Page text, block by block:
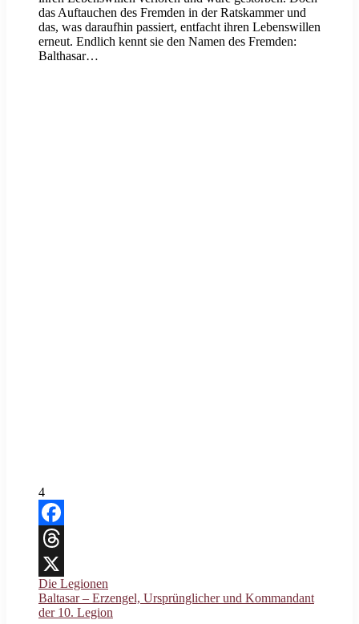
das Auftauchen des Fremden in der Ratskammer und
das, was daraufhin passiert, entfacht ihren Lebenswillen
erneut. Endlich kennt sie den Namen des Fremden:
Balthasar…
4
Facebook
Threads
X
Die Legionen
Baltasar – Erzengel, Ursprünglicher und Kommandant
der 10. Legion